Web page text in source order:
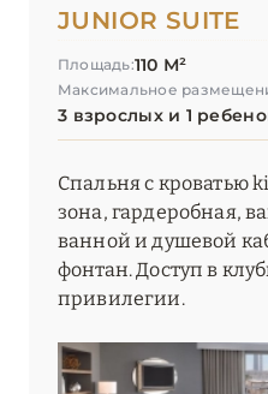
JUNIOR SUITE
Площадь:110 М²
Максимальное
3 взрослых и 1
Спальня с кроватью
зона, гардеробная,
ванной и душевой
фонтан. Доступ в
привилегии.